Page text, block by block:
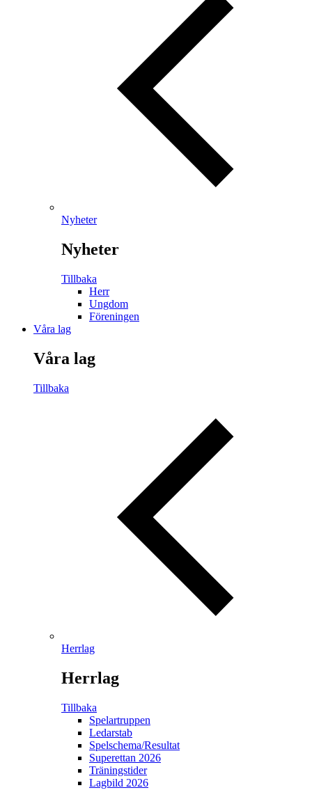
Nyheter
Nyheter
Tillbaka
Herr
Ungdom
Föreningen
Våra lag
Våra lag
Tillbaka
Herrlag
Herrlag
Tillbaka
Spelartruppen
Ledarstab
Spelschema/Resultat
Superettan 2026
Träningstider
Lagbild 2026